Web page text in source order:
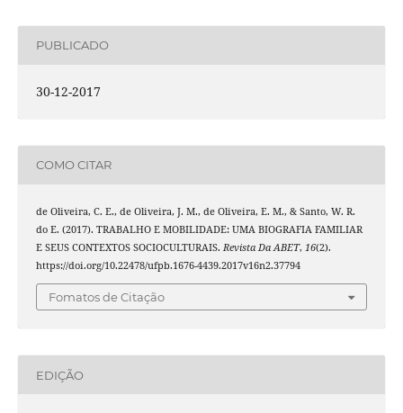
PUBLICADO
30-12-2017
COMO CITAR
de Oliveira, C. E., de Oliveira, J. M., de Oliveira, E. M., & Santo, W. R.
do E. (2017). TRABALHO E MOBILIDADE: UMA BIOGRAFIA FAMILIAR
E SEUS CONTEXTOS SOCIOCULTURAIS. Revista Da ABET, 16(2).
https://doi.org/10.22478/ufpb.1676-4439.2017v16n2.37794
Fomatos de Citação
EDIÇÃO